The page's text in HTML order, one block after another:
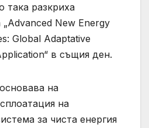
така разкриха
New Energy
Global Adaptative
в същия ден.
на
на
за чиста енергия